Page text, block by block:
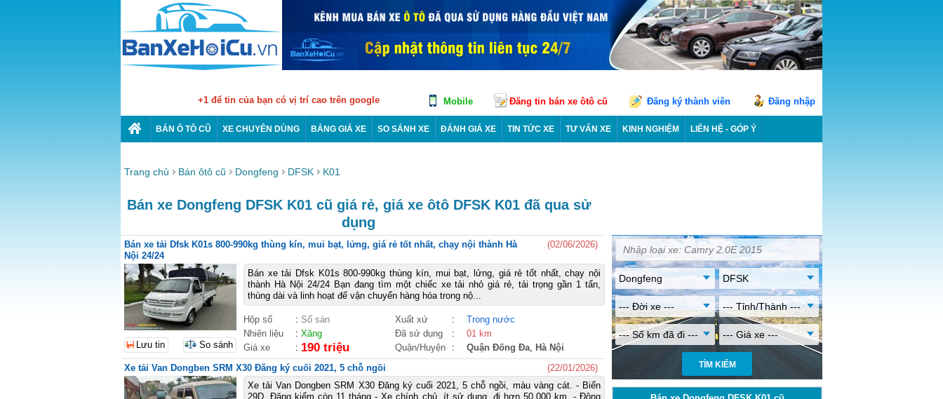
+1 để tin của bạn có vị trí cao trên google Mobile Đăng tin bán xe ôtô cũ Đăng ký thành viên Đăng nhập
BÁN Ô TÔ CŨ XE CHUYÊN DÙNG BẢNG GIÁ XE SO SÁNH XE ĐÁNH GIÁ XE TIN TỨC XE TƯ VẤN XE KINH NGHIỆM LIÊN HỆ - GÓP Ý
Trang chủ Bán ôtô cũ Dongfeng DFSK K01
Bán xe Dongfeng DFSK K01 cũ giá rẻ, giá xe ôtô DFSK K01 đã qua sử
dụng
Bán xe tải Dfsk K01s 800-990kg thùng kín, mui bạt, lửng, giá rẻ tốt nhất, chạy nội thành Hà
Nội 24/24
(02/06/2026)
Bán xe tải Dfsk K01s 800-990kg thùng kín, mui bạt, lửng, giá rẻ tốt nhất, chạy nội
thành Hà Nội 24/24 Bạn đang tìm một chiếc xe tải nhỏ giá rẻ, tải trọng gần 1 tấn,
thùng dài và linh hoạt để vận chuyển hàng hóa trong nộ...
Hộp số : Số sàn Xuất xứ :
Trong nước
Nhiên liệu
: Xăng Đã sử dụng :
01 km
Giá xe
: 190 triệu Quận/Huyện : Quận Đống Đa, Hà Nội
Lưu tin So sánh
Xe tải Van Dongben SRM X30 Đăng ký cuối 2021, 5 chỗ ngồi
(22/01/2026)
Xe tải Van Dongben SRM X30 Đăng ký cuối 2021, 5 chỗ ngồi, màu vàng cát. - Biển
29D, Đăng kiểm còn 11 tháng - Xe chính chủ, ít sử dụng, đi hơn 50.000 km. - Động
Dongfeng DFSK
--- Đời xe --- --- Tỉnh/Thành ---
--- Số km đã đi --- --- Giá xe ---